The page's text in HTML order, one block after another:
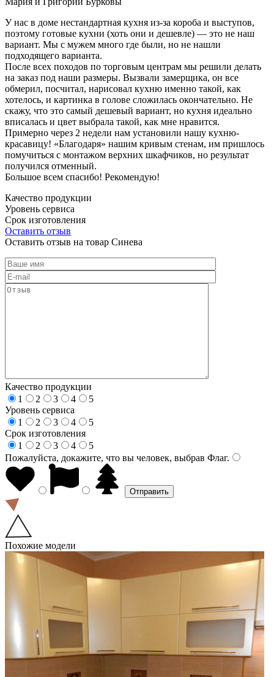
У нас в доме нестандартная кухня из-за короба и выступов,
поэтому готовые кухни (хоть они и дешевле) — это не наш
вариант. Мы с мужем много где были, но не нашли
подходящего варианта.
После всех походов по торговым центрам мы решили делать
на заказ под наши размеры. Вызвали замерщика, он все
обмерил, посчитал, нарисовал кухню именно такой, как
хотелось, и картинка в голове сложилась окончательно. Не
скажу, что это самый дешевый вариант, но кухня идеально
вписалась и цвет выбрала такой, как мне нравится.
Примерно через 2 недели нам установили нашу кухню-
красавицу! «Благодаря» нашим кривым стенам, им пришлось
помучиться с монтажом верхних шкафчиков, но результат
получился отменный.
Большое всем спасибо! Рекомендую!
Качество продукции
Уровень сервиса
Срок изготовления
Оставить отзыв
Оставить отзыв на товар Синева
Качество продукции
1
2 3 4
5
Уровень сервиса
1
2 3 4
5
Срок изготовления
1
2 3 4
5
Пожалуйста, докажите, что вы человек, выбрав Флаг.
Похожие модели